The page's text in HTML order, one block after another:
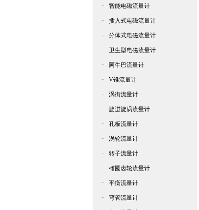
·
智能电磁流量计
· 插入式电磁流量计
· 分体式电磁流量计
· 卫生型电磁流量计
· 阿牛巴流量计
· V锥流量计
· 涡街流量计
· 旋进旋涡流量计
· 孔板流量计
· 涡轮流量计
· 转子流量计
· 椭圆齿轮流量计
· 平衡流量计
· 弯管流量计